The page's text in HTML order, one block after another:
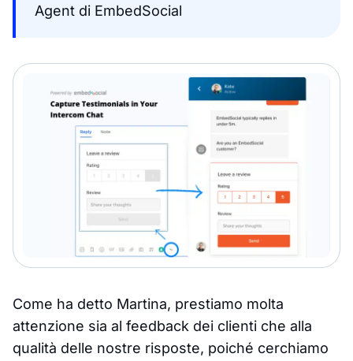
Agent di EmbedSocial
Come ha detto Martina, prestiamo molta
attenzione sia al feedback dei clienti che alla
qualità delle nostre risposte, poiché cerchiamo